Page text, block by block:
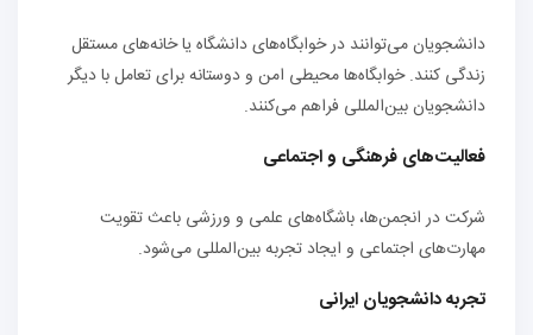
دانشجویان می‌توانند در خوابگاه‌های دانشگاه یا خانه‌های مستقل
زندگی کنند. خوابگاه‌ها محیطی امن و دوستانه برای تعامل با دیگر
دانشجویان بین‌المللی فراهم می‌کنند.
فعالیت‌های فرهنگی و اجتماعی
شرکت در انجمن‌ها، باشگاه‌های علمی و ورزشی باعث تقویت
مهارت‌های اجتماعی و ایجاد تجربه بین‌المللی می‌شود.
تجربه دانشجویان ایرانی